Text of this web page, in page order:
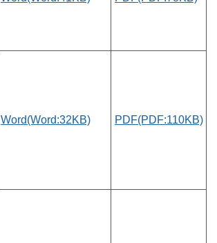
Word(Word:32KB) PDF(PDF:110KB)